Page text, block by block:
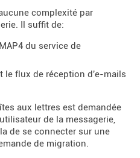
complexité par
Il suffit de:
du service de
le flux de réception d'e-mails
aux lettres est demandée
de la messagerie,
de se connecter sur une
de migration.